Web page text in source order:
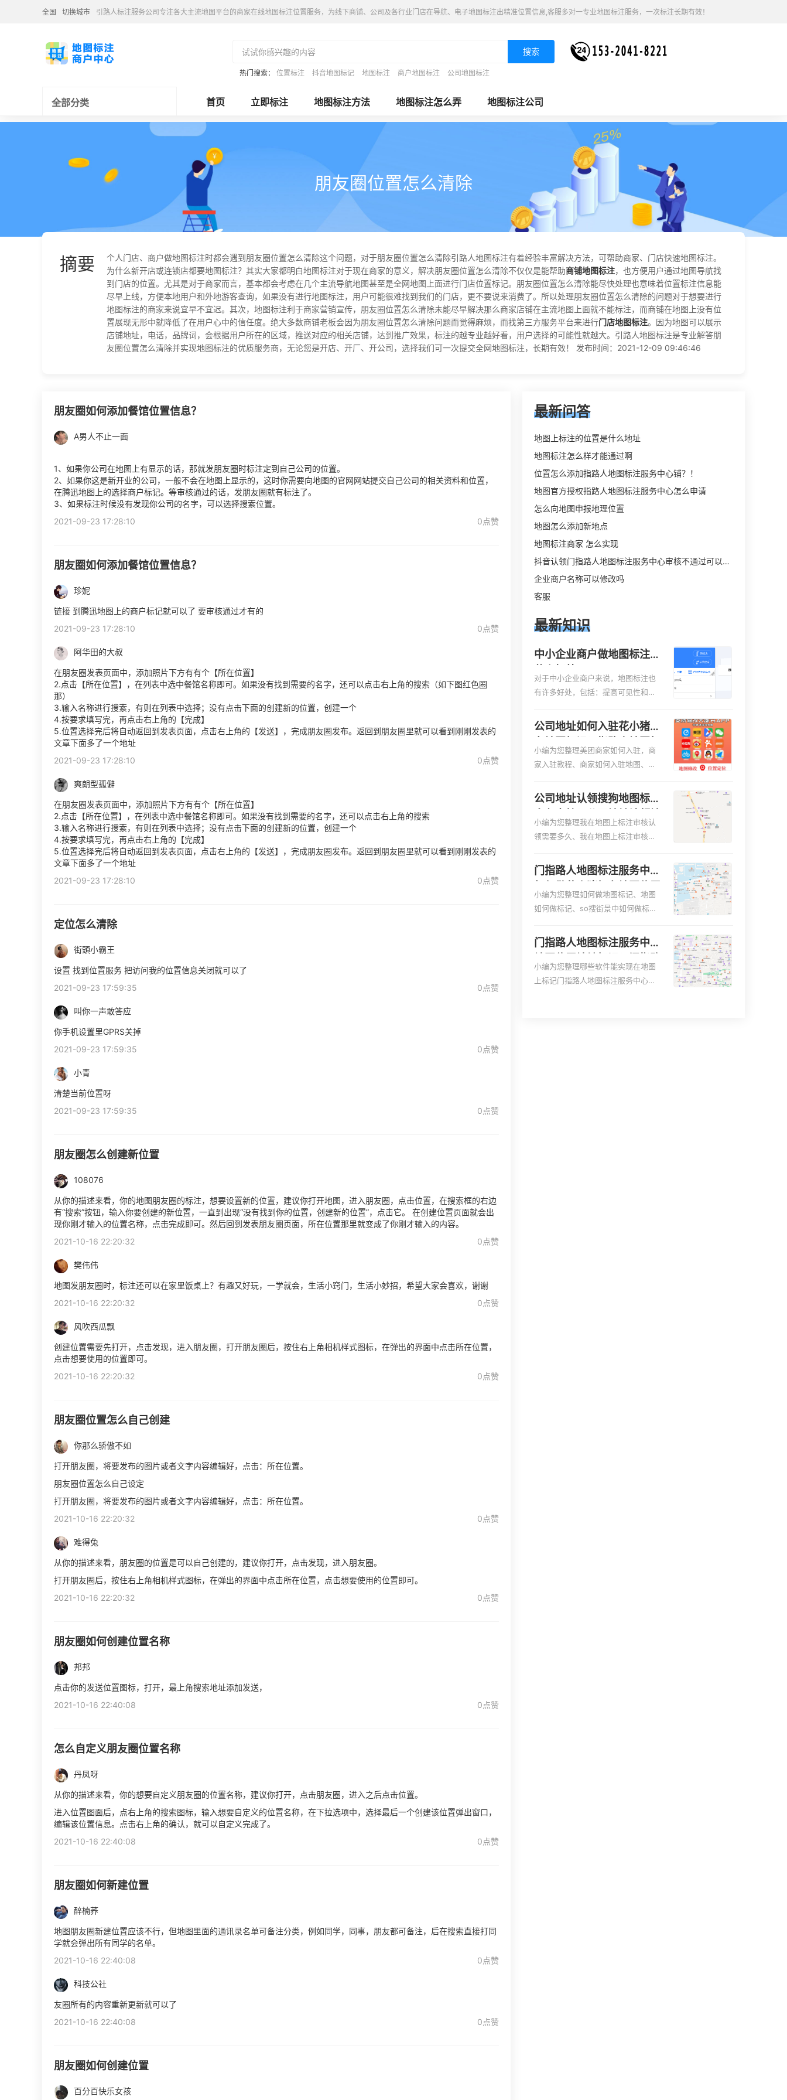
全国 切换城市 引路人标注服务公司专注各大主流地图平台的商家在线地图标注位置服务，为线下商铺、公司及各行业门店在导航、电子地图标注出精准位置信息,客服多对一专业地图标注服务，一次标注长期有效！
搜索
热门搜索： 位置标注 抖音地图标记 地图标注 商户地图标注 公司地图标注
全部分类 首页 立即标注 地图标注方法 地图标注怎么弄 地图标注公司
朋友圈位置怎么清除
摘要
个人门店、商户做地图标注时都会遇到朋友圈位置怎么清除这个问题，对于朋友圈位置怎么清除引路人地图标注有着经验丰富解决方法，可帮助商家、门店快速地图标注。
为什么新开店或连锁店都要地图标注？其实大家都明白地图标注对于现在商家的意义，解决朋友圈位置怎么清除不仅仅是能帮助商铺地图标注，也方便用户通过地图导航找
到门店的位置。尤其是对于商家而言，基本都会考虑在几个主流导航地图甚至是全网地图上面进行门店位置标记。朋友圈位置怎么清除能尽快处理也意味着位置标注信息能
尽早上线，方便本地用户和外地游客查询，如果没有进行地图标注，用户可能很难找到我们的门店，更不要说来消费了。所以处理朋友圈位置怎么清除的问题对于想要进行
地图标注的商家来说宜早不宜迟。其次，地图标注利于商家营销宣传，朋友圈位置怎么清除未能尽早解决那么商家店铺在主流地图上面就不能标注，而商铺在地图上没有位
置展现无形中就降低了在用户心中的信任度。绝大多数商铺老板会因为朋友圈位置怎么清除问题而觉得麻烦，而找第三方服务平台来进行门店地图标注。因为地图可以展示
店铺地址，电话，品牌词，会根据用户所在的区域，推送对应的相关店铺，达到推广效果，标注的越专业越好看，用户选择的可能性就越大。引路人地图标注是专业解答朋
友圈位置怎么清除并实现地图标注的优质服务商，无论您是开店、开厂、开公司，选择我们可一次提交全网地图标注，长期有效！ 发布时间：2021-12-09 09:46:46
朋友圈如何添加餐馆位置信息？
A男人不止一面
1、如果你公司在地图上有显示的话，那就发朋友圈时标注定到自己公司的位置。
2、如果你这是新开业的公司，一般不会在地图上显示的，这时你需要向地图的官网网站提交自己公司的相关资料和位置，
在腾迅地图上的选择商户标记。等审核通过的话，发朋友圈就有标注了。
3、如果标注时候没有发现你公司的名字，可以选择搜索位置。
2021-09-23 17:28:10
0点赞
朋友圈如何添加餐馆位置信息？
珍妮
链接 到腾迅地图上的商户标记就可以了 要审核通过才有的
2021-09-23 17:28:10
0点赞
阿华田的大叔
在朋友圈发表页面中，添加照片下方有有个【所在位置】
2.点击【所在位置】，在列表中选中餐馆名称即可。如果没有找到需要的名字，还可以点击右上角的搜索（如下图红色圈
那）
3.输入名称进行搜索，有则在列表中选择；没有点击下面的创建新的位置，创建一个
4.按要求填写完，再点击右上角的【完成】
5.位置选择完后将自动返回到发表页面，点击右上角的【发送】，完成朋友圈发布。返回到朋友圈里就可以看到刚刚发表的
文章下面多了一个地址
2021-09-23 17:28:10
0点赞
爽朗型孤僻
在朋友圈发表页面中，添加照片下方有有个【所在位置】
2.点击【所在位置】，在列表中选中餐馆名称即可。如果没有找到需要的名字，还可以点击右上角的搜索
3.输入名称进行搜索，有则在列表中选择；没有点击下面的创建新的位置，创建一个
4.按要求填写完，再点击右上角的【完成】
5.位置选择完后将自动返回到发表页面，点击右上角的【发送】，完成朋友圈发布。返回到朋友圈里就可以看到刚刚发表的
文章下面多了一个地址
2021-09-23 17:28:10
0点赞
定位怎么清除
街頭小霸王
设置 找到位置服务 把访问我的位置信息关闭就可以了
2021-09-23 17:59:35
0点赞
叫你一声敢答应
你手机设置里GPRS关掉
2021-09-23 17:59:35
0点赞
小青
清楚当前位置呀
2021-09-23 17:59:35
0点赞
朋友圈怎么创建新位置
108076
从你的描述来看，你的地图朋友圈的标注，想要设置新的位置，建议你打开地图，进入朋友圈，点击位置，在搜索框的右边
有“搜索”按钮，输入你要创建的新位置，一直到出现“没有找到你的位置，创建新的位置”，点击它。 在创建位置页面就会出
现你刚才输入的位置名称，点击完成即可。然后回到发表朋友圈页面，所在位置那里就变成了你刚才输入的内容。
2021-10-16 22:20:32
0点赞
樊伟伟
地图发朋友圈时，标注还可以在家里饭桌上？有趣又好玩，一学就会，生活小窍门，生活小妙招，希望大家会喜欢，谢谢
2021-10-16 22:20:32
0点赞
风吹西瓜飘
创建位置需要先打开，点击发现，进入朋友圈，打开朋友圈后，按住右上角相机样式图标，在弹出的界面中点击所在位置，
点击想要使用的位置即可。
2021-10-16 22:20:32
0点赞
朋友圈位置怎么自己创建
你那么骄傲不如
打开朋友圈，将要发布的图片或者文字内容编辑好，点击：所在位置。
朋友圈位置怎么自己设定
打开朋友圈，将要发布的图片或者文字内容编辑好，点击：所在位置。
2021-10-16 22:20:32
0点赞
难得兔
从你的描述来看，朋友圈的位置是可以自己创建的，建议你打开，点击发现，进入朋友圈。
打开朋友圈后，按住右上角相机样式图标，在弹出的界面中点击所在位置，点击想要使用的位置即可。
2021-10-16 22:20:32
0点赞
朋友圈如何创建位置名称
邦邦
点击你的发送位置图标，打开，最上角搜索地址添加发送，
2021-10-16 22:40:08
0点赞
怎么自定义朋友圈位置名称
丹凤呀
从你的描述来看，你的想要自定义朋友圈的位置名称，建议你打开，点击朋友圈，进入之后点击位置。
进入位置图面后，点右上角的搜索图标，输入想要自定义的位置名称，在下拉选项中，选择最后一个创建该位置弹出窗口，
编辑该位置信息。点击右上角的确认，就可以自定义完成了。
2021-10-16 22:40:08
0点赞
朋友圈如何新建位置
醉楠荞
地图朋友圈新建位置应该不行，但地图里面的通讯录名单可备注分类，例如同学，同事，朋友都可备注，后在搜索直接打同
学就会弹出所有同学的名单。
2021-10-16 22:40:08
0点赞
科技公社
友圈所有的内容重新更新就可以了
2021-10-16 22:40:08
0点赞
朋友圈如何创建位置
百分百快乐女孩
最新问答
地图上标注的位置是什么地址
地图标注怎么样才能通过啊
位置怎么添加指路人地图标注服务中心铺？！
地图官方授权指路人地图标注服务中心怎么申请
怎么向地图申报地理位置
地图怎么添加新地点
地图标注商家 怎么实现
抖音认领门指路人地图标注服务中心审核不通过可以删除不
企业商户名称可以修改吗
客服
最新知识
中小企业商户做地图标注有
对于中小企业商户来说，地图标注也
有许多好处，包括：提高可见性和曝
置，可以增加商户的可见性和曝光
率。当潜在客户在地图上搜索相关服
务或产品时，能够快速找到标注的商
户位置，增加商户被发现的机会。方
更容易地找到商户的实际位置。特别
是对于新客户或不熟悉该地区的客户
来说，地图标注可以提供明确的导航
指引，减少客户的迷路和浪费时间的
实体指路人地图标注服务中心面的存
在。对于一些客户来说，实体指路人
地
公司地址如何入驻花小猪打
注服务中心铺如何入驻花小
小编为您整理美团商家如何入驻，商
家入驻教程、商家如何入驻地图、如
图、家政公司如何入驻美团相关地图
标注知识，详情可查看下方正文！
公司地址认领搜狗地图标注
图标注多久审核？
小编为您整理我在地图上标注审核认
领需要多久、我在地图上标注审核认
领需要多久i、我在地图上标注审核认
领需要多久Y、搜狗地图标注要多久才
显示相关地图标注知识，详情可查看
下方正文！
门指路人地图标注服务中心
标记？门指路人地图标注服
地址标记？
小编为您整理如何做地图标记、地图
如何做标记、so搜街景中如何做标
到门指路人地图标注服务中心办理手
续的吗、哪些软件能实现在地图上标
记门指路人地图标注服务中心位置相
关地图标注知识，详情可查看下方正
门指路人地图标注服务中心
人地图标注服务中心苹果地
小编为您整理哪些软件能实现在地图
上标记门指路人地图标注服务中心位